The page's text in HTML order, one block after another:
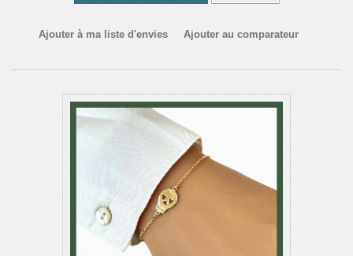
Ajouter à ma liste d'envies Ajouter au comparateur